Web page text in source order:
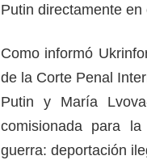
Putin directamente
Como informó
de la Corte Penal
Putin y María
comisionada para
guerra: deportación